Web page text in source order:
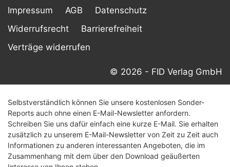
Impressum AGB
Datenschutz
Widerrufsrecht
Barrierefreiheit
Verträge widerrufen
© 2026 - FID Verlag GmbH
Selbstverständlich können Sie unsere kostenlosen Sonder-
Reports auch ohne einen E-Mail-Newsletter anfordern.
Schreiben Sie uns dafür einfach eine kurze E-Mail. Sie erhalten
zusätzlich zu unserem E-Mail-Newsletter von Zeit zu Zeit auch
Informationen zu anderen interessanten Angeboten, die im
Zusammenhang mit dem über den Download geäußerten